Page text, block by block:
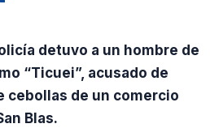
detuvo a un hombre de
“Ticuei”, acusado de
cebollas de un comercio
Blas.